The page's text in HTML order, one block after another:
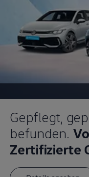
Gepflegt,
befunden.
Zertifizierte